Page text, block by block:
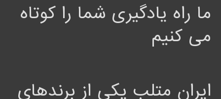
ما راه یادگیری شما را کوتاه
می کنیم
ایران متلب یکی از برندهای